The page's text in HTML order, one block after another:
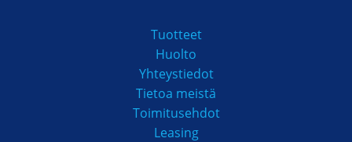
Tuotteet
Huolto
Yhteystiedot
Tietoa meistä
Toimitusehdot
Leasing